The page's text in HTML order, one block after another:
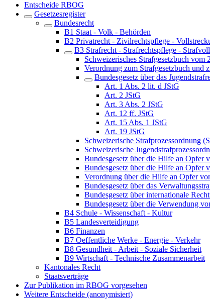
Entscheide RBOG
Gesetzesregister
Bundesrecht
B1 Staat - Volk - Behörden
B2 Privatrecht - Zivilrechtspflege -
B3 Strafrecht - Strafrechtspflege -
Schweizerisches Strafgesetzbuch vom
Verordnung zum Strafgesetzbuch
Bundesgesetz über das
Art. 1 Abs. 2 lit. d JStG
Art. 2 JStG
Art. 3 Abs. 2 JStG
Art. 12 ff. JStG
Art. 15 Abs. 1 JStG
Art. 19 JStG
Schweizerische Strafprozessordnung
Schweizerische
Bundesgesetz über die Hilfe an Opfer
Bundesgesetz über die Hilfe an Opfer
Verordnung über die Hilfe an Opfer
Bundesgesetz über das
Bundesgesetz über internationale
Bundesgesetz über die Verwendung
B4 Schule - Wissenschaft - Kultur
B5 Landesverteidigung
B6 Finanzen
B7 Oeffentliche Werke - Energie - Verkehr
B8 Gesundheit - Arbeit - Soziale Sicherheit
B9 Wirtschaft - Technische Zusammenarbeit
Kantonales Recht
Staatsverträge
Zur Publikation im RBOG vorgesehen
Weitere Entscheide (anonymisiert)